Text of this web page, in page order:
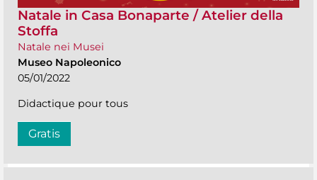
Natale in Casa Bonaparte / Atelier della
Stoffa
Natale nei Musei
Museo Napoleonico
05/01/2022
Didactique pour tous
Gratis